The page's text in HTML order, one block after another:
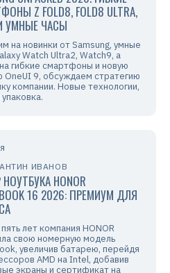
Z FOLD8, FOLD8 ULTRA,
УМНЫЕ ЧАСЫ
на новинки от Samsung, умные
Watch Ultra2, Watch9, а
гибкие смартфоны и новую
OneUI 9, обсуждаем стратегию
компании. Новые технологии,
ИВАНОВ
HONOR
16 2026: ПРЕМИУМ ДЛЯ
лет компания HONOR
свою номерную модель
увеличив батарею, перейдя
AMD на Intel, добавив
экраны и сертификат на